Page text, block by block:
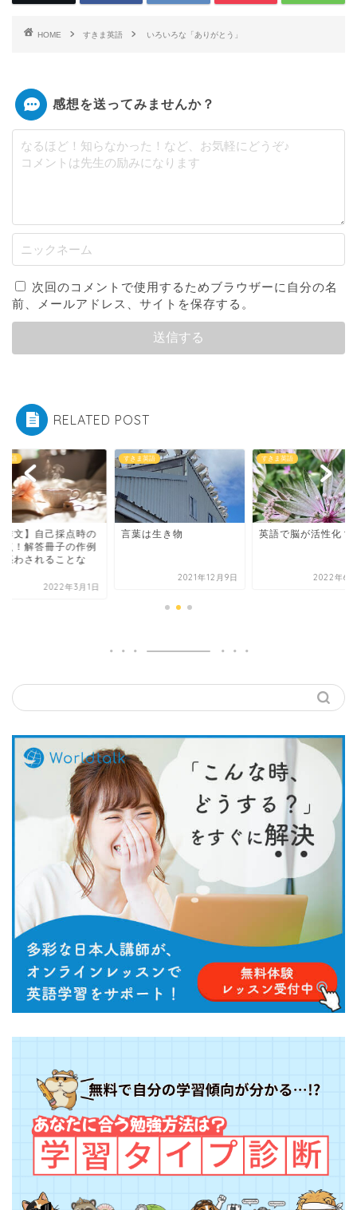
HOME すきま英語 いろいろな「ありがとう」
感想を送ってみませんか？
次回のコメントで使用するためブラウザーに自分の名
前、メールアドレス、サイトを保存する。
RELATED POST
英語
作文】自己採点時の
点！解答冊子の作例
惑わされることな
2022年3月1日
すきま英語
言葉は生き物
2021年12月9日
すきま英語
英語で脳が活性化？
2022年6